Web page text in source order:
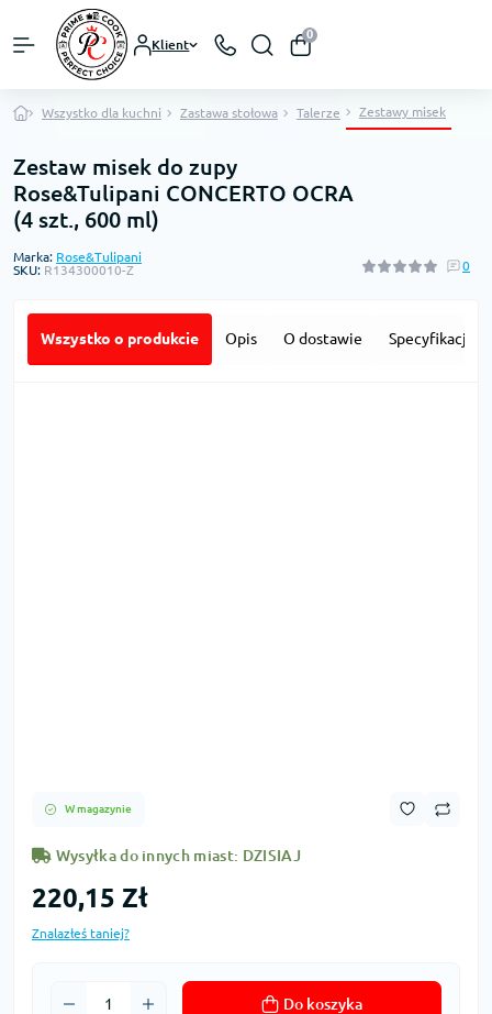
Klient
0
Wszystko dla kuchni Zastawa stołowa Talerze Zestawy misek
Zestaw misek do zupy
Rose&Tulipani CONCERTO OCRA
(4 szt., 600 ml)
Marka: Rose&Tulipani
SKU: R134300010-Z 0
Wszystko o produkcie Opis O dostawie Specyfikacja
W magazynie
Wysyłka do innych miast: DZISIAJ
220,15 Zł
Znalazłeś taniej?
Do koszyka